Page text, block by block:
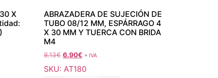
X
ABRAZADERA DE SUJECIÓN DE
TUBO 08/12 MM, ESPÁRRAGO 4
X 30 MM Y TUERCA CON BRIDA
M4
8.13€ 6.90€ + IVA
SKU: AT180